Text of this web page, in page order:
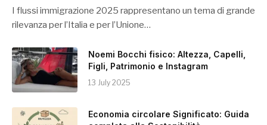
I flussi immigrazione 2025 rappresentano un tema di grande
rilevanza per l’Italia e per l’Unione…
Noemi Bocchi fisico: Altezza, Capelli,
Figli, Patrimonio e Instagram
13 July 2025
Economia circolare Significato: Guida